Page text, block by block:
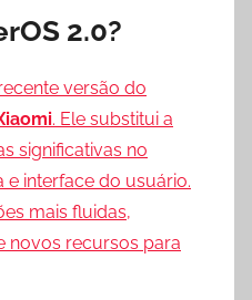
2.0?
versão do
. Ele substitui a
significativas no
interface do usuário.
mais fluidas,
novos recursos para